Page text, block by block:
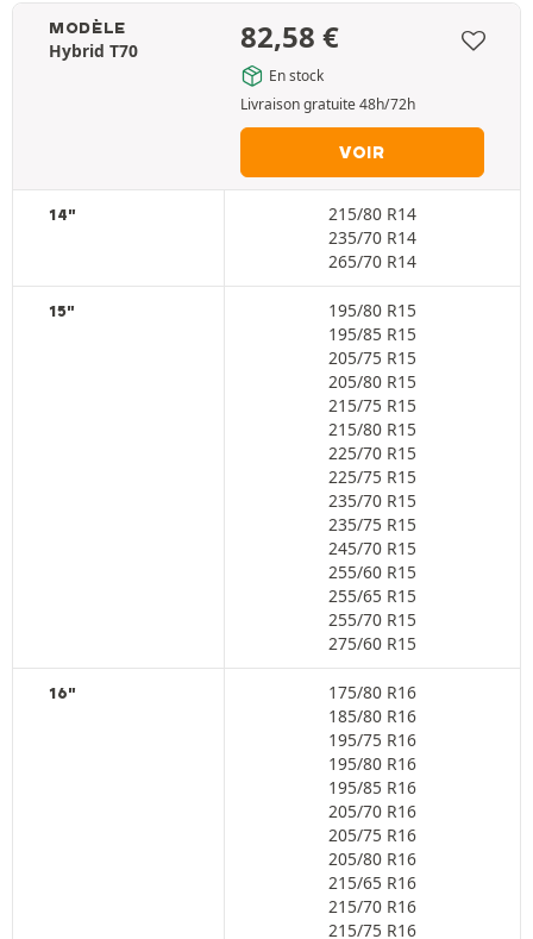
MODÈLE
Hybrid T70 82,58 €
En stock
Livraison gratuite 48h/72h
VOIR
14"
215/80 R14
235/70 R14
265/70 R14
15"
195/80 R15
195/85 R15
205/75 R15
205/80 R15
215/75 R15
215/80 R15
225/70 R15
225/75 R15
235/70 R15
235/75 R15
245/70 R15
255/60 R15
255/65 R15
255/70 R15
275/60 R15
16"
175/80 R16
185/80 R16
195/75 R16
195/80 R16
195/85 R16
205/70 R16
205/75 R16
205/80 R16
215/65 R16
215/70 R16
215/75 R16